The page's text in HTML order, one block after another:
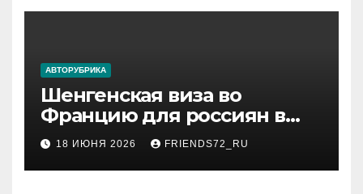
АВТОРУБРИКА
Шенгенская виза во
Францию для россиян в
2026 году: сроки от 3 дней
и список необходимых
документов
18 ИЮНЯ 2026 FRIENDS72_RU